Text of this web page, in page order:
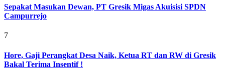
Sepakat Masukan Dewan, PT Gresik Migas Akuisisi SPDN
Campurrejo
7
Hore, Gaji Perangkat Desa Naik, Ketua RT dan RW di Gresik
Bakal Terima Insentif !